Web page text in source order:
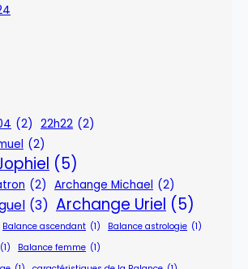
(2) 22h22 (2)
(2)
(5)
(2) Archange Michael (2)
(3) Archange Uriel (5)
Balance ascendant (1) Balance astrologie (1)
(1) Balance femme (1)